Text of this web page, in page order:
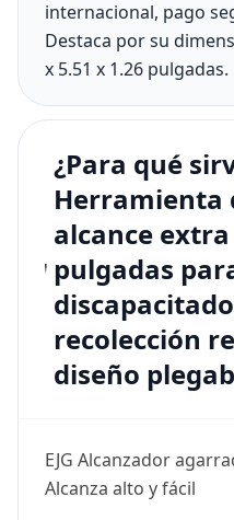
internacional, pago
Destaca por su
x 5.51 x 1.26 pulgadas.
¿Para qué
Herramienta
alcance
pulgadas
recolección
diseño
EJG Alcanzador
Alcanza alto y fácil